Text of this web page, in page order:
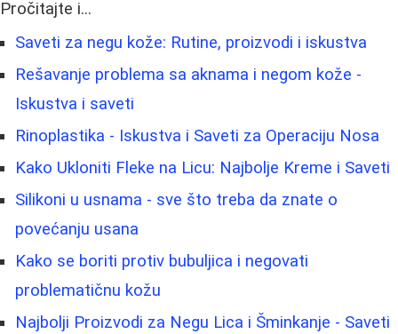
Pročitajte i...
Saveti za negu kože: Rutine, proizvodi i iskustva
Rešavanje problema sa aknama i negom kože -
Iskustva i saveti
Rinoplastika - Iskustva i Saveti za Operaciju Nosa
Kako Ukloniti Fleke na Licu: Najbolje Kreme i Saveti
Silikoni u usnama - sve što treba da znate o
povećanju usana
Kako se boriti protiv bubuljica i negovati
problematičnu kožu
Najbolji Proizvodi za Negu Lica i Šminkanje - Saveti